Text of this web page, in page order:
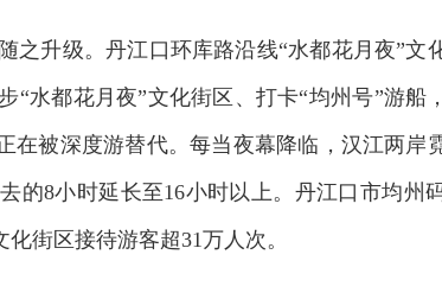
之升级。丹江口环库路沿线“水都花月夜”文
“水都花月夜”文化街区、打卡“均州号”游船
被深度游替代。每当夜幕降临，汉江两岸
的8小时延长至16小时以上。丹江口市均州
街区接待游客超31万人次。